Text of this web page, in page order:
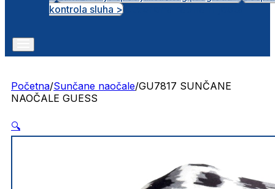
kontrola sluha >
Početna/Sunčane naočale/GU7817 SUNČANE
NAOČALE GUESS
🔍